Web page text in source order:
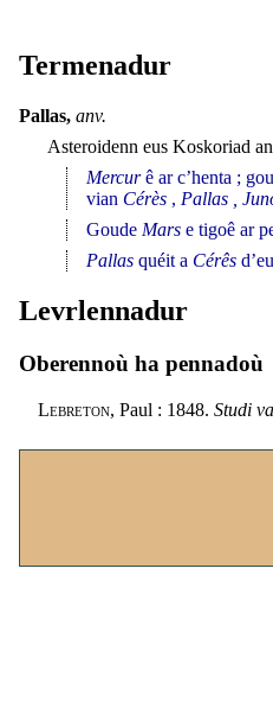
Termenadur
Pallas, anv.
Asteroidenn eus Koskoriad
Mercurê ar c’henta ;
vian Cérès , Pallas ,
Goude Mars e tigoê ar
Pallas quéit a Cérês
Levrlennadur
Oberennoù ha pennadoù
Lebreton, Paul : 1848. Studi